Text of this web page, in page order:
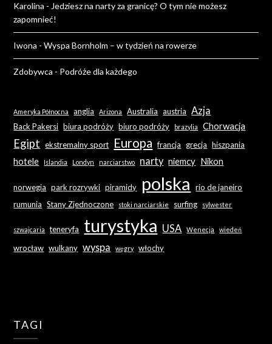
Karolina - Jedziesz na narty za granicę? O tym nie możesz
zapomnieć!
Iwona -Wyspa Bornholm – w tydzień na rowerze
Zdobywca - Podróże dla każdego
Ameryka Północna anglia Arizona Australia austria Azja
Back Pakersi biura podróży biuro podróży brazylia Chorwacja
Egipt ekstremalny sport Europa francja grecja hiszpania
hotele Islandia Londyn narciarstwo narty niemcy Nikon
norwegia park rozrywki piramidy polska
rio de janeiro
rumunia Stany Zjednoczone stoki narciarskie surfing sylwester
szwajcaria teneryfa turystyka USA Wenecja wiedeń
wrocław wulkany wyspa węgry włochy
TAGI